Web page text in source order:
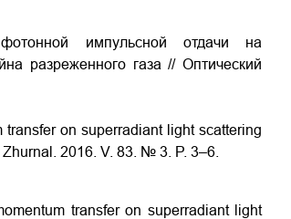
импульсной отдачи на
разреженного газа// Оптический
transfer on superradiant light scattering
2016. V. 83. № 3. P. 3–6.
transfer on superradiant light